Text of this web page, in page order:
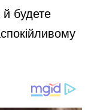
й будете